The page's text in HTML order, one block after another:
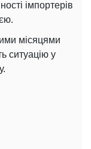
імпортерів
місяцями
ситуацію у